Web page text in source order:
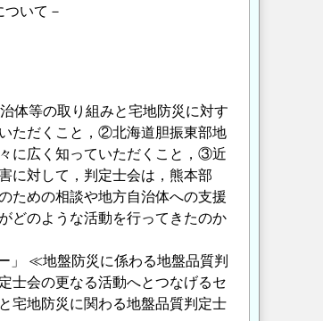
いて－
体等の取り組みと宅地防災に対す
ただくこと，②北海道胆振東部地
に広く知っていただくこと，③近
に対して，判定士会は，熊本部
ための相談や地方自治体への支援
どのような活動を行ってきたのか
」 ≪地盤防災に係わる地盤品質判
士会の更なる活動へとつなげるセ
宅地防災に関わる地盤品質判定士